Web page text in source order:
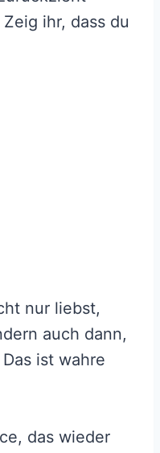
ihr, dass du
nur liebst,
auch dann,
ist wahre
das wieder